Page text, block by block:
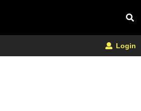
Login